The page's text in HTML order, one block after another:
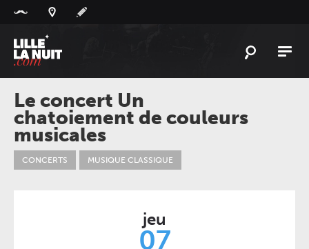
L' ACTU
L'AGENDA
LESLIEUX
LIVEREPORT
Le concert Un
chatoiement de couleurs
musicales
CONCERTS MUSIQUE CLASSIQUE
jeu
07
Panneau de gestion des cookies